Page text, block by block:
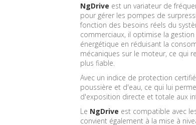
NgDrive est un variateur de
pour gérer les pompes de
fonction des besoins réels du
commerciaux, il optimise la
énergétique en réduisant la
mécaniques sur le moteur, ce qui
plus fiable.
Avec un indice de protection certifié
poussière et d'eau, ce qui lui
d'exposition directe et totale aux
Le NgDrive est compatible avec
convient également à la mise à